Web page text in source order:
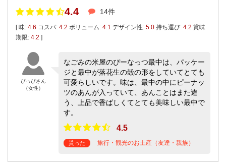
4.4 14件
[ 味: 4.6 コスパ: 4.2 ボリューム: 4.1 デザイン性: 5.0 持ち運び: 4.2 賞味
期限: 4.2 ]
ぴっぴさん
（女性）
なごみの米屋のぴーなっつ最中は、パッケー
ジと最中が落花生の殻の形をしていてとても
可愛らしいです。味は、最中の中にピーナッ
ツのあんが入っていて、あんことはまた違
う、上品で香ばしくてとても美味しい最中で
す。
4.5
貰った 旅行・観光のお土産（友達・親族）